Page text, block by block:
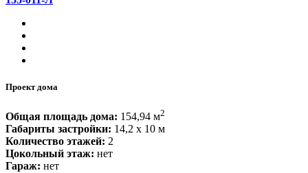
Проект дома
Общая площадь дома: 154,94 м2
Габариты застройки: 14,2 x 10 м
Количество этажей: 2
Цокольный этаж: нет
Гараж: нет